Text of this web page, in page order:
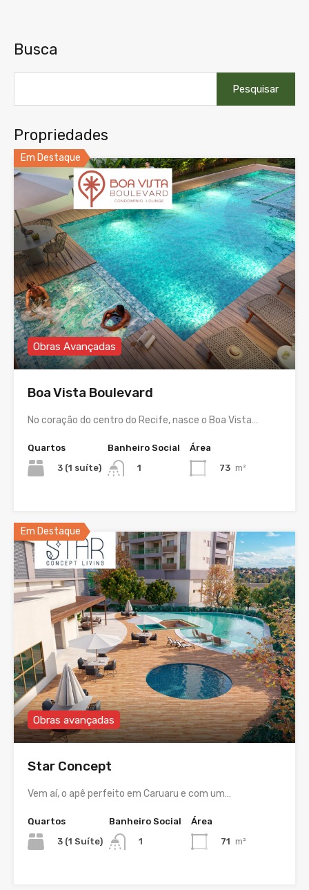
Busca
por:
Propriedades
Em Destaque
Obras Avançadas
Boa Vista Boulevard
No coração do centro do Recife, nasce o Boa Vista…
Quartos
3 (1 suíte)
Banheiro Social
1
Área
73 m²
Em Destaque
Obras avançadas
Star Concept
Vem aí, o apê perfeito em Caruaru e com um…
Quartos
3 (1 Suíte)
Banheiro Social
1
Área
71 m²